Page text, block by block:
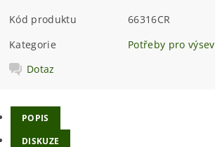
Kód produktu
66316CR
Kategorie
Potřeby pro výsev
Dotaz
POPIS
DISKUZE